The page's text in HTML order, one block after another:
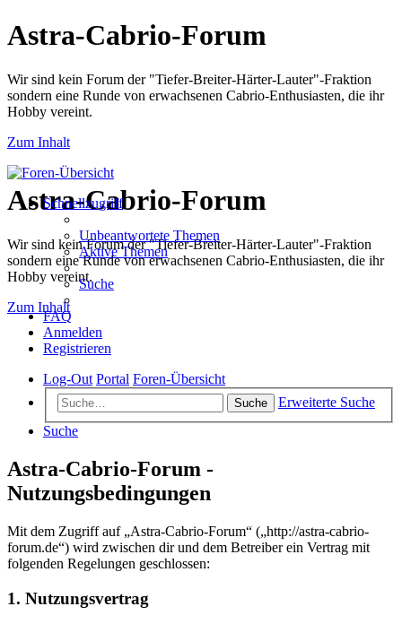
Astra-Cabrio-Forum
Wir sind kein Forum der "Tiefer-Breiter-Härter-Lauter"-Fraktion
sondern eine Runde von erwachsenen Cabrio-Enthusiasten, die ihr
Hobby vereint.
Zum Inhalt
Astra-Cabrio-Forum
Wir sind kein Forum der "Tiefer-Breiter-Härter-Lauter"-Fraktion
sondern eine Runde von erwachsenen Cabrio-Enthusiasten, die ihr
Hobby vereint.
Zum Inhalt
Schnellzugriff
Unbeantwortete Themen
Aktive Themen
Suche
FAQ
Anmelden
Registrieren
Log-Out Portal Foren-Übersicht
Suche
Erweiterte Suche
Suche
Astra-Cabrio-Forum -
Nutzungsbedingungen
Mit dem Zugriff auf „Astra-Cabrio-Forum“ („http://astra-cabrio-
forum.de“) wird zwischen dir und dem Betreiber ein Vertrag mit
folgenden Regelungen geschlossen:
1. Nutzungsvertrag